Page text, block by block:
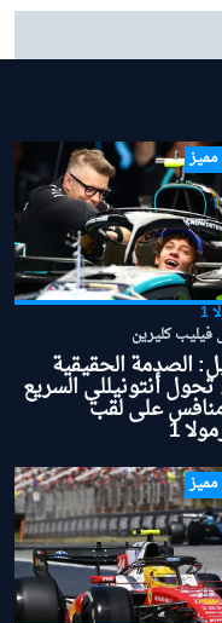
على مكلارين
1
فيليب كليرين
الصدمة الحقيقية
أنتونيللي السريع
على لقب
1